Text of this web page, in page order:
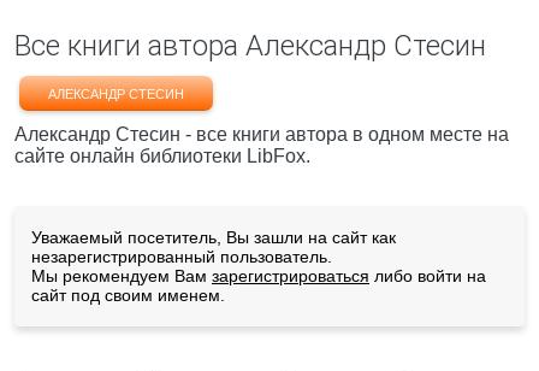
Все книги автора Александр Стесин
АЛЕКСАНДР СТЕСИН
Александр Стесин - все книги автора в одном месте на
сайте онлайн библиотеки LibFox.
Уважаемый посетитель, Вы зашли на сайт как
незарегистрированный пользователь.
Мы рекомендуем Вам зарегистрироваться либо войти на
сайт под своим именем.